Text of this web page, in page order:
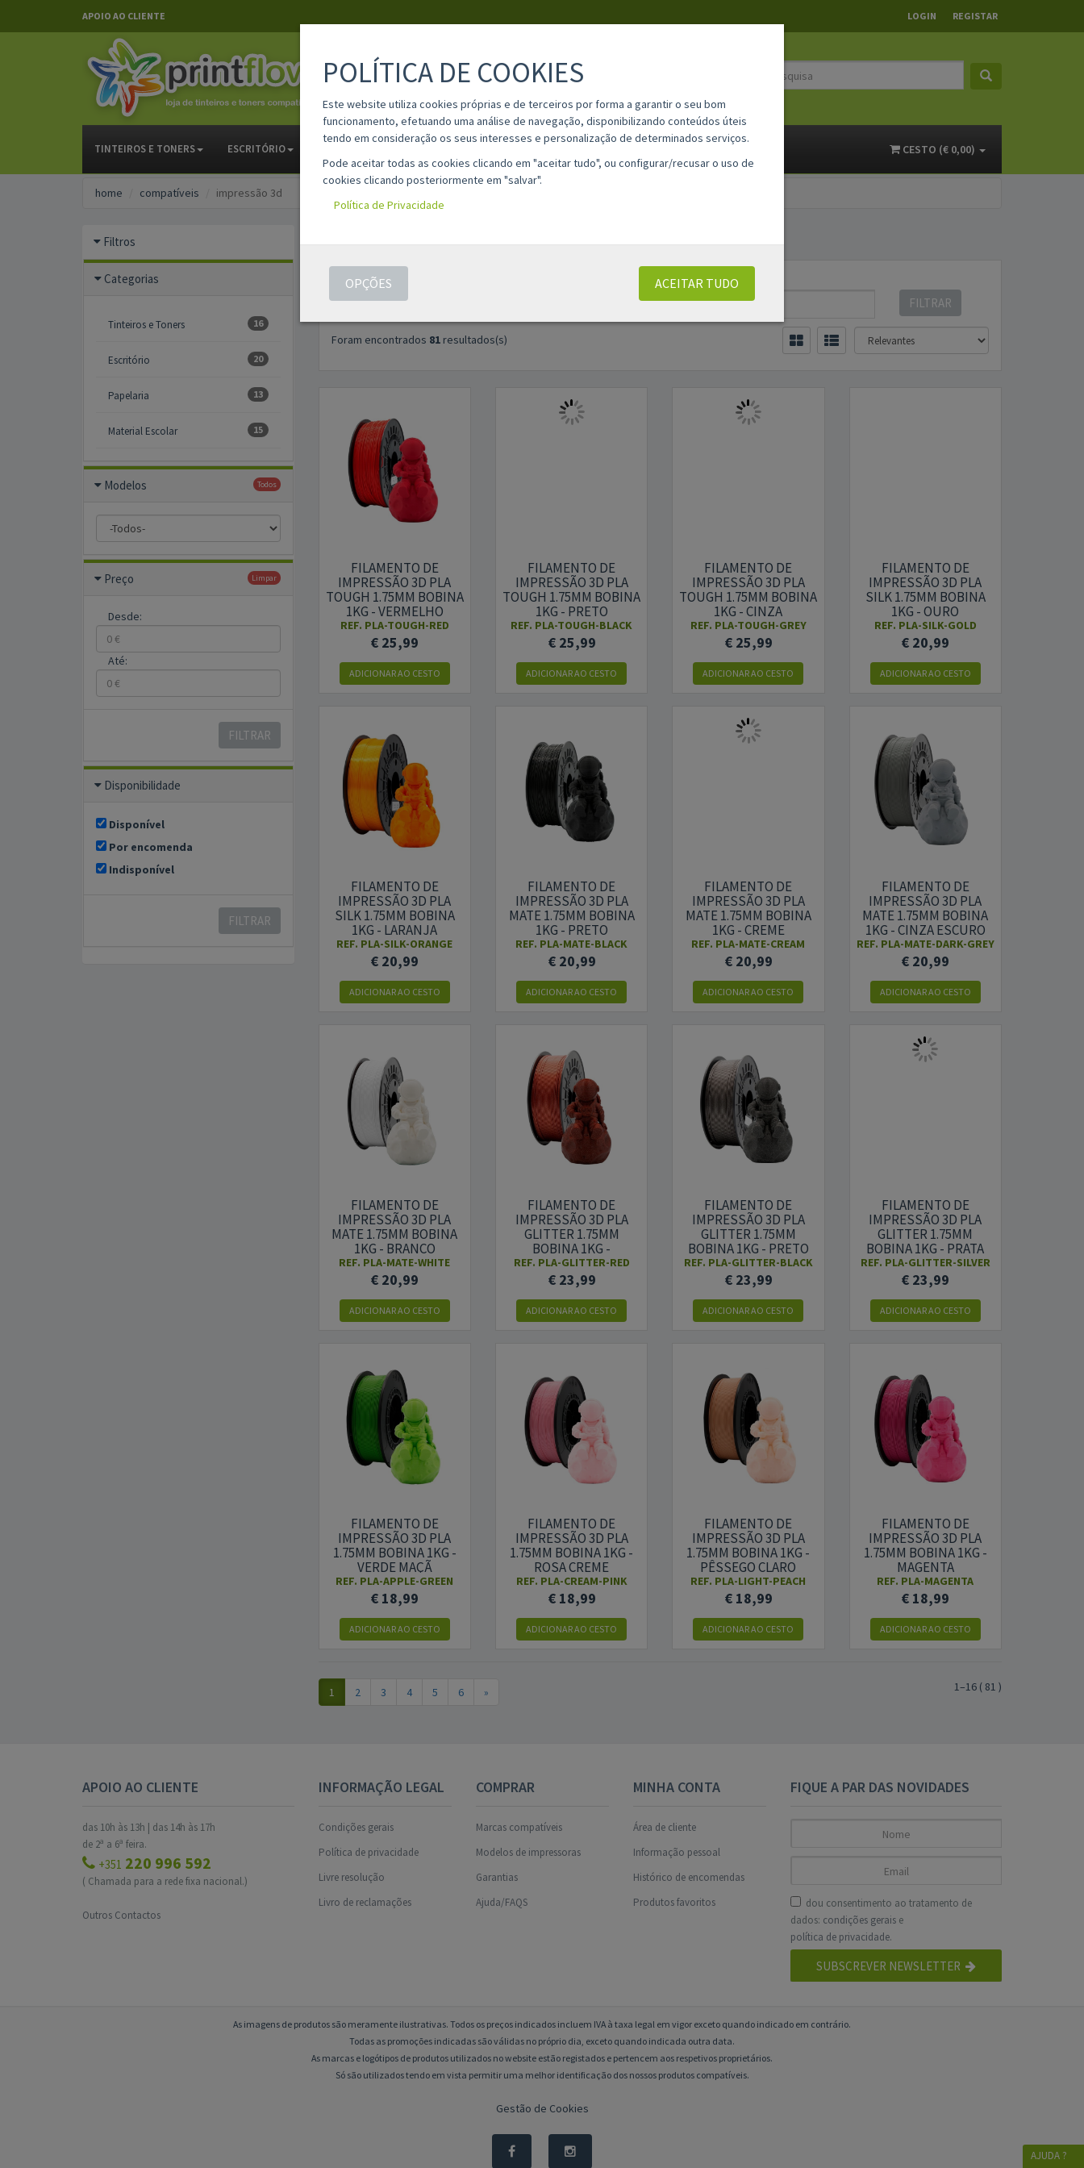
APOIO AO CLIENTE LOGIN REGISTAR
TINTEIROS E TONERS ESCRITÓRIO MATERIAL ESCOLAR INFORMAÇÕES CONTACTOS CESTO (€ 0,00)
home compatíveis impressão 3d
Filtros
Categorias
16
Tinteiros e Toners
20
Escritório
13
Papelaria
15
Material Escolar
Modelos Todos
Preço Limpar
Desde:
Até:
FILTRAR
Disponibilidade
Disponível
Por encomenda
Indisponível
FILTRAR
Filtro de texto:
FILTRAR
Foram encontrados 81resultados(s)
FILAMENTO DE
IMPRESSÃO 3D PLA
TOUGH 1.75MM BOBINA
1KG - VERMELHO
REF. PLA-TOUGH-RED
€ 25,99
ADICIONAR AO CESTO
FILAMENTO DE
IMPRESSÃO 3D PLA
TOUGH 1.75MM BOBINA
1KG - PRETO
REF. PLA-TOUGH-BLACK
€ 25,99
ADICIONAR AO CESTO
FILAMENTO DE
IMPRESSÃO 3D PLA
TOUGH 1.75MM BOBINA
1KG - CINZA
REF. PLA-TOUGH-GREY
€ 25,99
ADICIONAR AO CESTO
FILAMENTO DE
IMPRESSÃO 3D PLA
SILK 1.75MM BOBINA
1KG - OURO
REF. PLA-SILK-GOLD
€ 20,99
ADICIONAR AO CESTO
FILAMENTO DE
IMPRESSÃO 3D PLA
SILK 1.75MM BOBINA
1KG - LARANJA
REF. PLA-SILK-ORANGE
€ 20,99
ADICIONAR AO CESTO
FILAMENTO DE
IMPRESSÃO 3D PLA
MATE 1.75MM BOBINA
1KG - PRETO
REF. PLA-MATE-BLACK
€ 20,99
ADICIONAR AO CESTO
FILAMENTO DE
IMPRESSÃO 3D PLA
MATE 1.75MM BOBINA
1KG - CREME
REF. PLA-MATE-CREAM
€ 20,99
ADICIONAR AO CESTO
FILAMENTO DE
IMPRESSÃO 3D PLA
MATE 1.75MM BOBINA
1KG - CINZA ESCURO
REF. PLA-MATE-DARK-GREY
€ 20,99
ADICIONAR AO CESTO
FILAMENTO DE
IMPRESSÃO 3D PLA
MATE 1.75MM BOBINA
1KG - BRANCO
REF. PLA-MATE-WHITE
€ 20,99
ADICIONAR AO CESTO
FILAMENTO DE
IMPRESSÃO 3D PLA
GLITTER 1.75MM
BOBINA 1KG -
VERMELHO
REF. PLA-GLITTER-RED
€ 23,99
ADICIONAR AO CESTO
FILAMENTO DE
IMPRESSÃO 3D PLA
GLITTER 1.75MM
BOBINA 1KG - PRETO
REF. PLA-GLITTER-BLACK
€ 23,99
ADICIONAR AO CESTO
FILAMENTO DE
IMPRESSÃO 3D PLA
GLITTER 1.75MM
BOBINA 1KG - PRATA
REF. PLA-GLITTER-SILVER
€ 23,99
ADICIONAR AO CESTO
FILAMENTO DE
IMPRESSÃO 3D PLA
1.75MM BOBINA 1KG -
VERDE MAÇÃ
REF. PLA-APPLE-GREEN
€ 18,99
ADICIONAR AO CESTO
FILAMENTO DE
IMPRESSÃO 3D PLA
1.75MM BOBINA 1KG -
ROSA CREME
REF. PLA-CREAM-PINK
€ 18,99
ADICIONAR AO CESTO
FILAMENTO DE
IMPRESSÃO 3D PLA
1.75MM BOBINA 1KG -
PÊSSEGO CLARO
REF. PLA-LIGHT-PEACH
€ 18,99
ADICIONAR AO CESTO
FILAMENTO DE
IMPRESSÃO 3D PLA
1.75MM BOBINA 1KG -
MAGENTA
REF. PLA-MAGENTA
€ 18,99
ADICIONAR AO CESTO
1 2 3 4 5 6 » 1–16 ( 81 )
APOIO AO CLIENTE
das 10h às 13h | das 14h às 17h
de 2ª a 6ª feira.
+351 220 996 592
( Chamada para a rede fixa nacional.)
Outros Contactos
INFORMAÇÃO LEGAL
Condições gerais
Política de privacidade
Livre resolução
Livro de reclamações
COMPRAR
Marcas compatíveis
Modelos de impressoras
Garantias
Ajuda/FAQS
MINHA CONTA
Área de cliente
Informação pessoal
Histórico de encomendas
Produtos favoritos
FIQUE A PAR DAS NOVIDADES
dou consentimento ao tratamento de
dados: condições geraise
política de privacidade.
SUBSCREVER NEWSLETTER
As imagens de produtos são meramente ilustrativas. Todos os preços indicados incluem IVA à taxa legal em vigor exceto quando indicado em contrário.
Todas as promoções indicadas são válidas no próprio dia, exceto quando indicada outra data.
As marcas e logótipos de produtos utilizados no website estão registados e pertencem aos respetivos proprietários.
Só são utilizados tendo em vista permitir uma melhor identificação dos nossos produtos compatíveis.
Gestão de Cookies
AJUDA ?
POLÍTICA DE COOKIES
Este website utiliza cookies próprias e de terceiros por forma a garantir o seu bom
funcionamento, efetuando uma análise de navegação, disponibilizando conteúdos úteis
tendo em consideração os seus interesses e personalização de determinados serviços.
Pode aceitar todas as cookies clicando em "aceitar tudo", ou configurar/recusar o uso de
cookies clicando posteriormente em "salvar".
Política de Privacidade
ACEITAR TUDO
OPÇÕES